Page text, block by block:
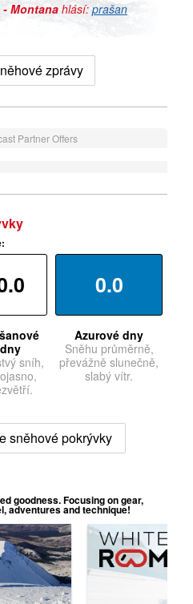
- Montana hlásí: prašan
zprávy
Partner Offers
dny
sníh,
0.0
Azurové dny
Sněhu průměrně,
převážně slunečně,
slabý vítr.
sněhové pokrývky